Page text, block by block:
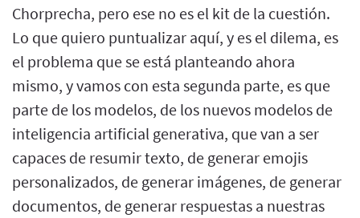
Chorprecha, pero ese no es el kit de la cuestión.
Lo que quiero puntualizar aquí, y es el dilema, es
el problema que se está planteando ahora
mismo, y vamos con esta segunda parte, es que
parte de los modelos, de los nuevos modelos de
inteligencia artificial generativa, que van a ser
capaces de resumir texto, de generar emojis
personalizados, de generar imágenes, de generar
documentos, de generar respuestas a nuestras